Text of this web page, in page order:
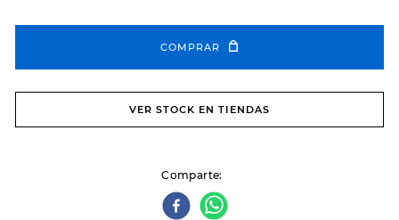
COMPRAR
VER STOCK EN TIENDAS
Comparte